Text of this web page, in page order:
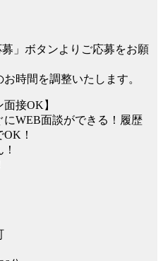
募」ボタンよりご応募をお願
時間を調整いたします。
接OK】
WEB面談ができる！履歴
！